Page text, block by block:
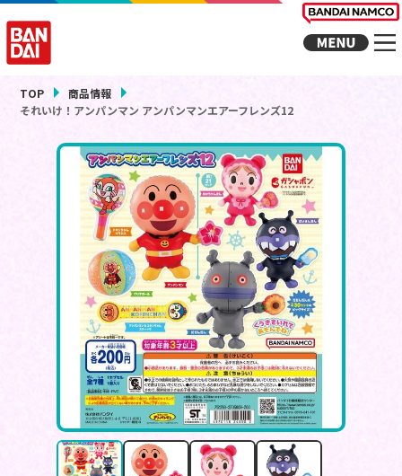
TOP
商品情報
それいけ！アンパンマン アンパンマンエアーフレンズ12